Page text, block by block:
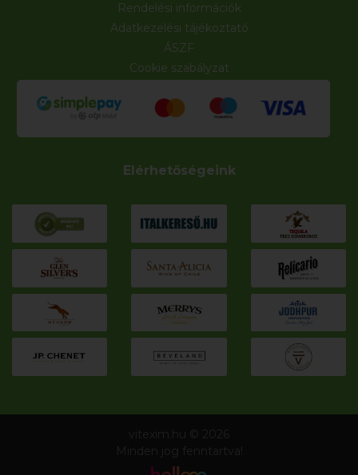
Rendelési információk
Adatkezelési tájékoztató
ÁSZF
Cookie szabályzat
Elérhetőségeink